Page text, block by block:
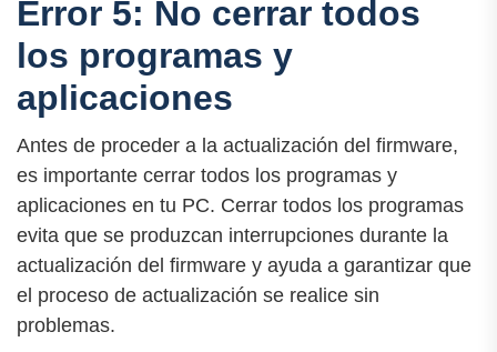
Error 5: No cerrar todos
los programas y
aplicaciones
Antes de proceder a la actualización del firmware,
es importante cerrar todos los programas y
aplicaciones en tu PC. Cerrar todos los programas
evita que se produzcan interrupciones durante la
actualización del firmware y ayuda a garantizar que
el proceso de actualización se realice sin
problemas.